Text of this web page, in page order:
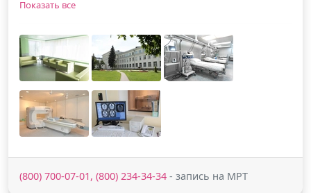
Показать все
(800) 700-07-01, (800) 234-34-34 - запись на МРТ